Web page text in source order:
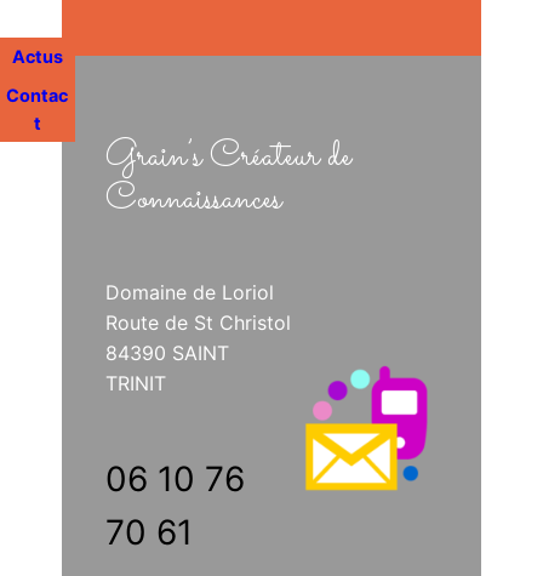
Actus
Contac
t
Grain’s Créateur de
Connaissances
Domaine de Loriol
Route de St Christol
84390 SAINT
TRINIT
06 10 76
70 61